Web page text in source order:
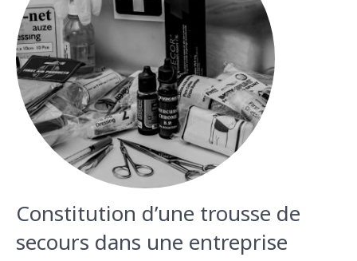
ACTUALITÉ
CONTACT
Constitution d’une trousse de
secours dans une entreprise